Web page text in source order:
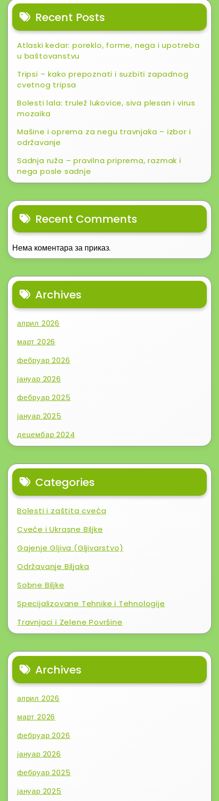
Recent Posts
Atlaski kedar: poreklo, forme, nega i upotreba
u baštovanstvu
Tripsi – kako prepoznati i suzbiti zapadnog
cvetnog tripsa
Bolesti lala: trulež lukovice, siva plesan i virus
mozaika
Mašine i oprema za negu travnjaka – izbor i
održavanje
Sadnja ruža – pravilna priprema, razmak i
nega posle sadnje
Recent Comments
Нема коментара за приказ.
Archives
април 2026
март 2026
фебруар 2026
јануар 2026
фебруар 2025
јануар 2025
децембар 2024
Categories
Bolesti i zaštita cveća
Cveće i Ukrasne Biljke
Gajenje Gljiva (Gljivarstvo)
Održavanje Biljaka
Sobne Biljke
Specijalizovane Tehnike i Tehnologije
Travnjaci i Zelene Površine
Archives
април 2026
март 2026
фебруар 2026
јануар 2026
фебруар 2025
јануар 2025